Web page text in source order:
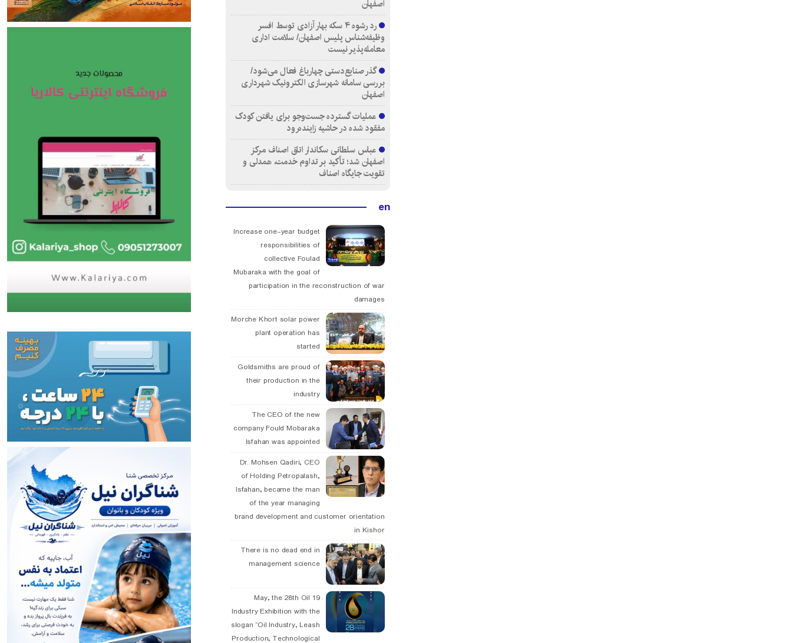
اصفهان
رد رشوه ۴ سکه بهار آزادی توسط افسر
وظیفه‌شناس پلیس اصفهان/ سلامت اداری
معامله‌پذیر نیست
گذر صنایع‌دستی چهارباغ فعال می‌شود/
بررسی سامانه شهرسازی الکترونیک شهرداری
اصفهان
عملیات گسترده جست‌وجو برای یافتن کودک
مفقود شده در حاشیه زاینده‌رود
عباس سلطانی سکاندار اتاق اصناف مرکز
اصفهان شد؛ تأکید بر تداوم خدمت، همدلی و
تقویت جایگاه اصناف
en
Increase one-year budget
responsibilities of
collective Foulad
Mubaraka with the goal of
participation in the reconstruction of war
damages
Morche Khort solar power
plant operation has
started
Goldsmiths are proud of
their production in the
industry
The CEO of the new
company Fould Mobaraka
Isfahan was appointed
Dr. Mohsen Qadiri, CEO
of Holding Petropalash,
Isfahan, became the man
of the year managing
brand development and customer orientation
in Kishor
There is no dead end in
management science
19 May, the 28th Oil
Industry Exhibition with the
slogan “Oil Industry, Leash
Production, Technological